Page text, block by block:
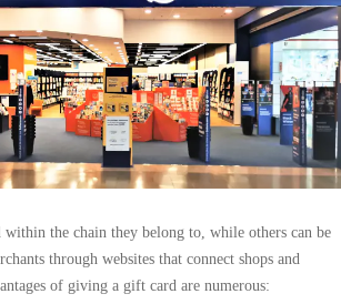
within the chain they belong to, while others can be
through websites that connect shops and
of giving a gift card are numerous: